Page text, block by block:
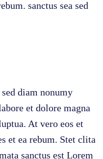
sanctus sea sed
diam nonumy
et dolore magna
At vero eos et
et ea rebum. Stet clita
sanctus est Lorem